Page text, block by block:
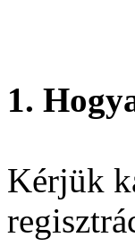
1.
Kérjük